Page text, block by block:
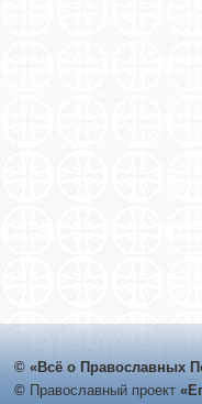
© «Всё о Православных
© Православный проект